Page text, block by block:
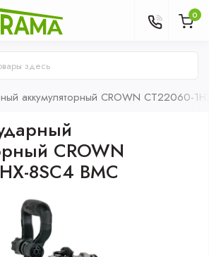
0
аккумуляторный CROWN CT22060-
CROWN
8SC4 BMC